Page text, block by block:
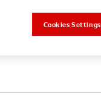
Cookies Settings